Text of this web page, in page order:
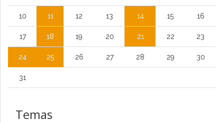
10 11 12 13 14 15 16
17 18 19 20 21 22 23
24 25 26 27 28 29 30
31
Temas